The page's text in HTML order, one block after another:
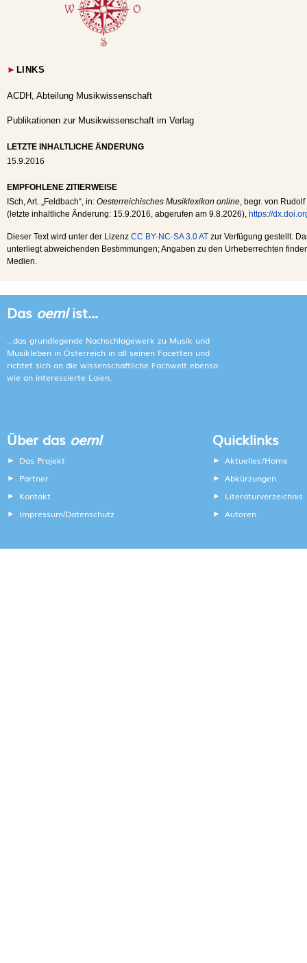
► LINKS
ACDH, Abteilung Musikwissenschaft
Publikationen zur Musikwissenschaft im Verlag
LETZTE INHALTLICHE ÄNDERUNG
15.9.2016
EMPFOHLENE ZITIERWEISE
ISch, Art. „Feldbach“, in: Oesterreichisches Musiklexikon online, begr. von
(letzte inhaltliche Änderung: 15.9.2016, abgerufen am 9.8.2026), https://
Dieser Text wird unter der Lizenz CC BY-NC-SA 3.0 AT zur Verfügung gestellt.
unterliegt abweichenden Bestimmungen; Angaben zu den Urheberrechten
Medien.
Das oemlist...
...das grundlegende Nachschlagewerk zu Musik und
Musikleben in Österreich in all seinen Facetten und
richtet sich an die wissenschaftliche Fachwelt ebenso
wie an interessierte Laien.
Über das oeml
Das Projekt
Partner
Kontakt
Impressum/Datenschutz
Quicklinks
Aktuelles/Home
Abkürzungen
Literaturverzeichnis
Autoren